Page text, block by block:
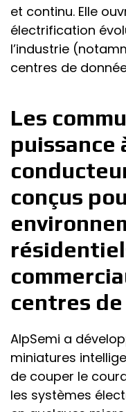
et continu. Elle
électrification
l’industrie
centres de
Les
puissance
conçus
centres
AlpSemi a
miniatures
de couper le
les systèmes